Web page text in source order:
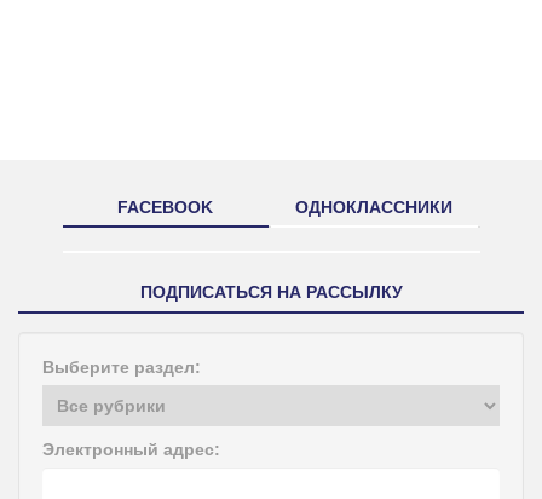
FACEBOOK ОДНОКЛАССНИКИ
ПОДПИСАТЬСЯ НА РАССЫЛКУ
Выберите раздел:
Электронный адрес: